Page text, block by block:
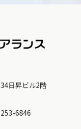
日昇ビル2階
253-6846